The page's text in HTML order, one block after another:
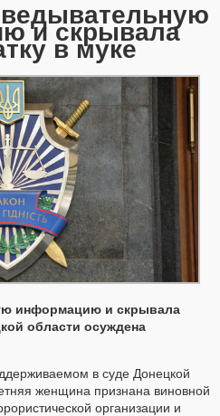
и скрывала
в муке
информацию и скрывала
области осуждена
в суде Донецкой
женщина признана виновной
организации и